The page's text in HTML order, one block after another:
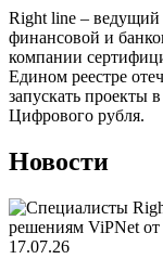
Right line –
финансовой и
компании
Едином реестре
запускать проекты
Цифрового рубля.
Новости
17.07.26